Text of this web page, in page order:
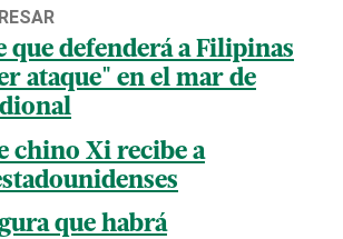
que defenderá a Filipinas
ataque" en el mar de
chino Xi recibe a
que habrá